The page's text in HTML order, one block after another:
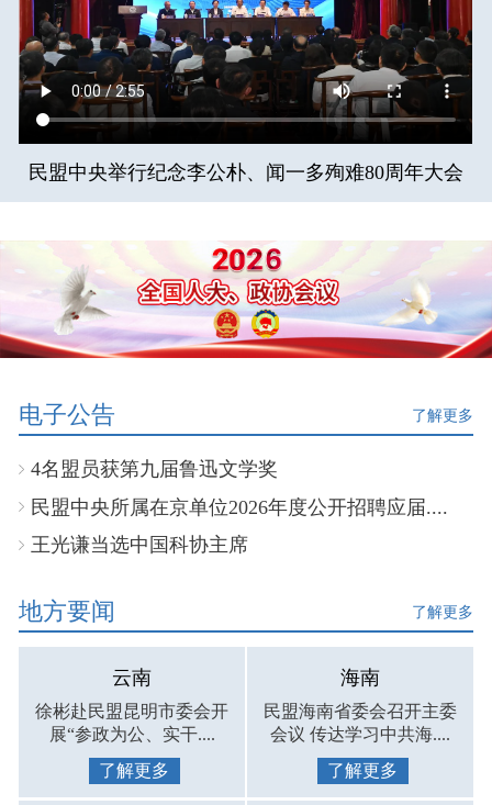
民盟中央举行纪念李公朴、闻一多殉难80周年大会
电子公告 了解更多
4名盟员获第九届鲁迅文学奖
民盟中央所属在京单位2026年度公开招聘应届....
王光谦当选中国科协主席
地方要闻 了解更多
云南
徐彬赴民盟昆明市委会开
展“参政为公、实干....
了解更多
海南
民盟海南省委会召开主委
会议 传达学习中共海....
了解更多